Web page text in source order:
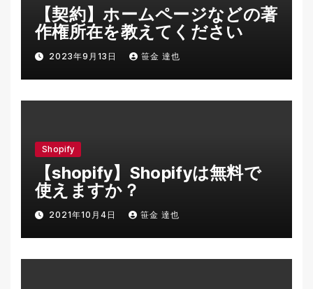
【契約】ホームページなどの著
作権所在を教えてください
2023年9月13日 笹金 達也
Shopify
【shopify】Shopifyは無料で
使えますか？
2021年10月4日 笹金 達也